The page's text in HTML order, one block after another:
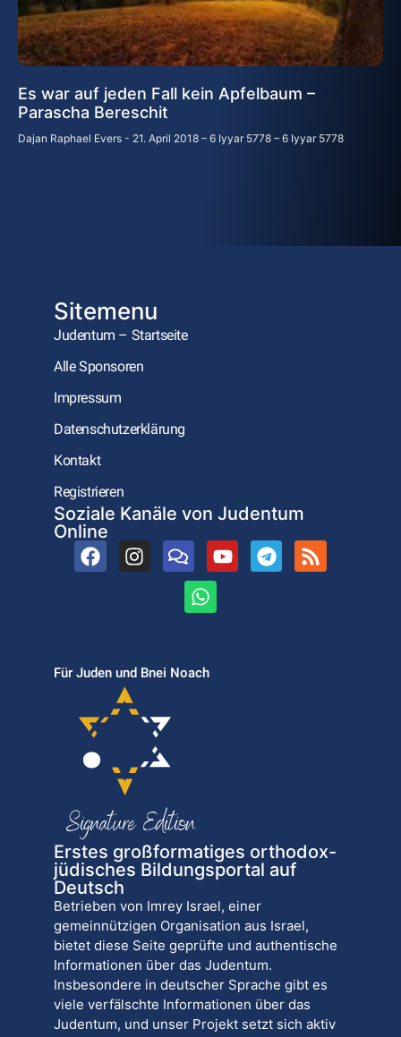
Es war auf jeden Fall kein Apfelbaum –
Parascha Bereschit
Dajan Raphael Evers 21. April 2018 – 6 Iyyar 5778 – 6 Iyyar 5778
Sitemenu
Judentum – Startseite
Alle Sponsoren
Impressum
Datenschutzerklärung
Kontakt
Registrieren
Soziale Kanäle von Judentum
Online
Für Juden und Bnei Noach
Erstes großformatiges orthodox-
jüdisches Bildungsportal auf
Deutsch
Betrieben von Imrey Israel, einer
gemeinnützigen Organisation aus Israel,
bietet diese Seite geprüfte und authentische
Informationen über das Judentum.
Insbesondere in deutscher Sprache gibt es
viele verfälschte Informationen über das
Judentum, und unser Projekt setzt sich aktiv